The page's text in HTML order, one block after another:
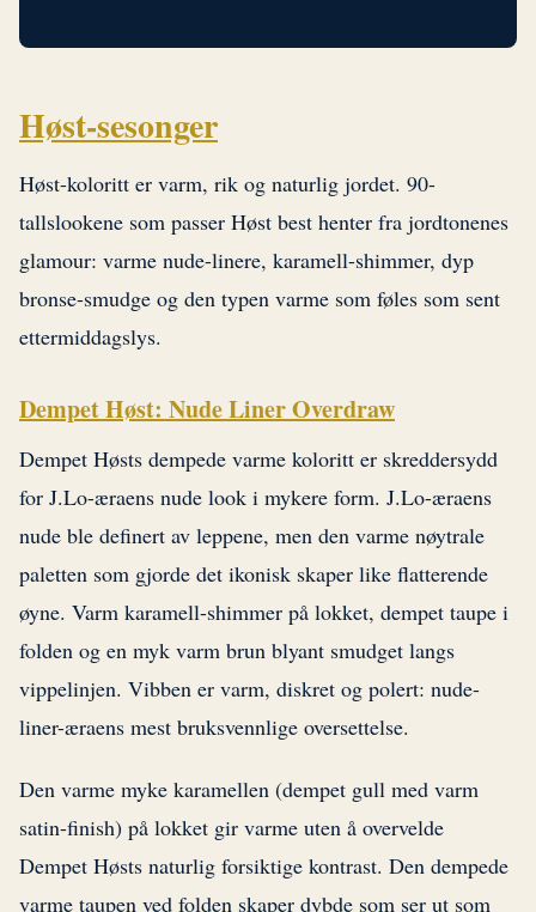
Høst-sesonger
Høst-koloritt er varm, rik og naturlig jordet. 90-
tallslookene som passer Høst best henter fra jordtonenes
glamour: varme nude-linere, karamell-shimmer, dyp
bronse-smudge og den typen varme som føles som sent
ettermiddagslys.
Dempet Høst: Nude Liner Overdraw
Dempet Høsts dempede varme koloritt er skreddersydd
for J.Lo-æraens nude look i mykere form. J.Lo-æraens
nude ble definert av leppene, men den varme nøytrale
paletten som gjorde det ikonisk skaper like flatterende
øyne. Varm karamell-shimmer på lokket, dempet taupe i
folden og en myk varm brun blyant smudget langs
vippelinjen. Vibben er varm, diskret og polert: nude-
liner-æraens mest bruksvennlige oversettelse.
Den varme myke karamellen (dempet gull med varm
satin-finish) på lokket gir varme uten å overvelde
Dempet Høsts naturlig forsiktige kontrast. Den dempede
varme taupen ved folden skaper dybde som ser ut som